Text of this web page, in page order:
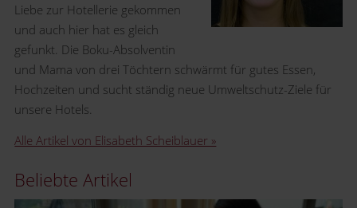
Liebe zur Hotellerie gekommen
und auch hier hat es gleich
gefunkt. Die Boku-Absolventin
und Mama von drei Töchtern schwärmt für gutes Essen,
Hochzeiten und sucht ständig neue Umweltschutz-Ziele für
unsere Hotels.
Alle Artikel von Elisabeth Scheiblauer »
Beliebte Artikel